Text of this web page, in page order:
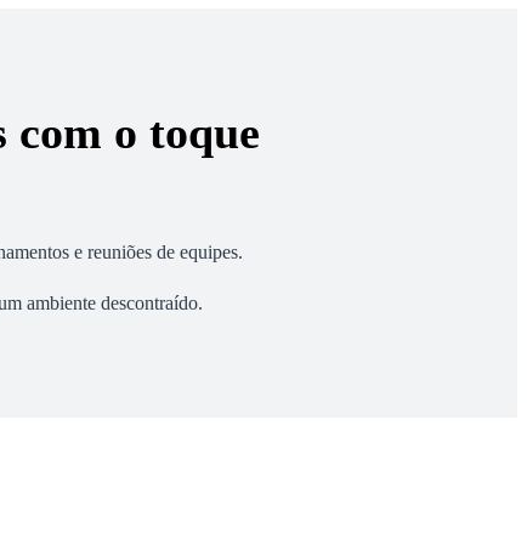
com o toque
e reuniões de equipes.
ambiente descontraído.